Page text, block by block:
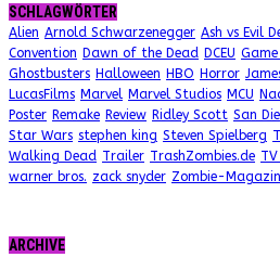
SCHLAGWÖRTER
Alien Arnold Schwarzenegger Ash vs Evil
Convention Dawn of the Dead DCEU
Ghostbusters Halloween HBO Horror
LucasFilms Marvel Marvel Studios MCU
Poster Remake Review Ridley Scott San
Star Wars stephen king Steven Spielberg
Walking Dead Trailer TrashZombies.de
warner bros. zack snyder Zombie-Magazin
ARCHIVE